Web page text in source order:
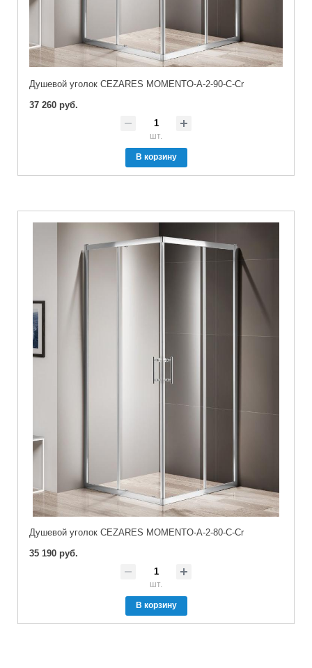
Душевой уголок CEZARES MOMENTO-A-2-90-C-Cr
37 260 руб.
шт.
В корзину
Душевой уголок CEZARES MOMENTO-A-2-80-C-Cr
35 190 руб.
шт.
В корзину